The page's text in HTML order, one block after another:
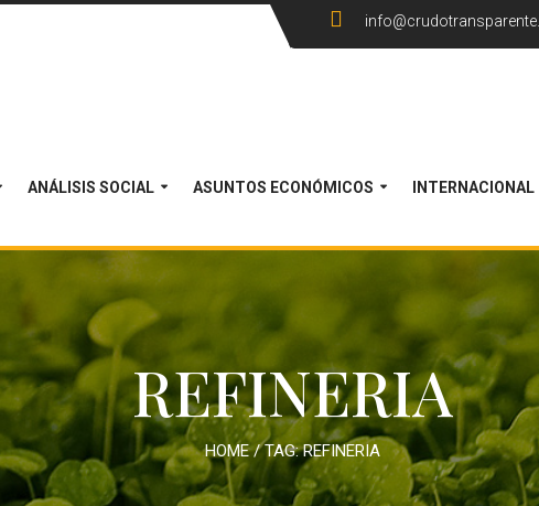
ANÁLISIS SOCIAL ASUNTOS ECONÓMICOS INTERNACIONAL
REFINERIA
HOME/ TAG:REFINERIA